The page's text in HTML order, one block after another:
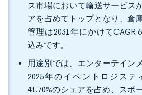
ス市場において輸送サービス
アを占めてトップとなり、倉
管理は2031年にかけてCAGR
込みです。
用途別では、エンターテイン
2025年のイベントロジステ
41.70%のシェアを占め、スポ